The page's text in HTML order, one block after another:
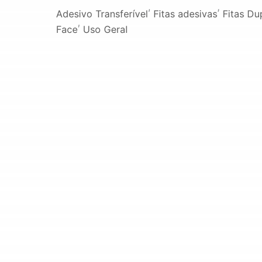
Adesivo Transferível
,
Fitas adesivas
,
Fitas
Face
,
Uso Geral